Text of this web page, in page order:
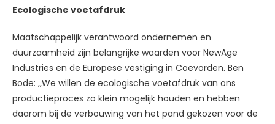
Ecologische voetafdruk
Maatschappelijk verantwoord ondernemen en
duurzaamheid zijn belangrijke waarden voor NewAge
Industries en de Europese vestiging in Coevorden. Ben
Bode: ,,We willen de ecologische voetafdruk van ons
productieproces zo klein mogelijk houden en hebben
daarom bij de verbouwing van het pand gekozen voor de